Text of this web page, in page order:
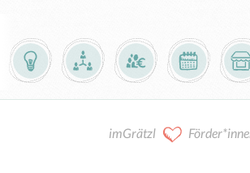
imGrätzl